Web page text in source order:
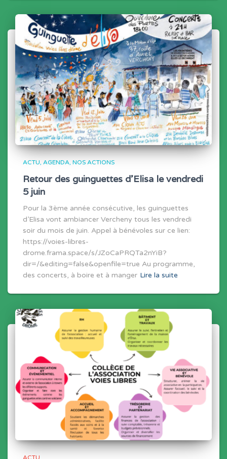
ACTU AGENDA NOS ACTIONS
Retour des guinguettes d’Elisa le vendredi
5 juin
Pour la 3ème année consécutive, les guinguettes
d’Elisa vont ambiancer Vercheny tous les vendredi
soir du mois de juin. Appel à bénévoles sur ce lien:
https://voies-libres-
drome.frama.space/s/JZoCaPRQTa2nYiB?
dir=/&editing=false&openfile=true Au programme,
des concerts, à boire et à manger Lire la suite
ACTU